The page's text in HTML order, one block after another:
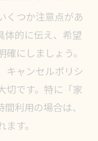
くつか注意点があ
体的に伝え、希望
にしましょう。
キャンセルポリシ
切です。特に「家
利用の場合は、
す。